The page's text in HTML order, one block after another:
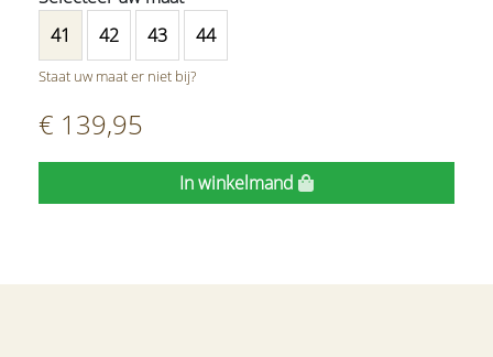
41 42 43 44
Staat uw maat er niet bij?
€ 139,95
In winkelmand